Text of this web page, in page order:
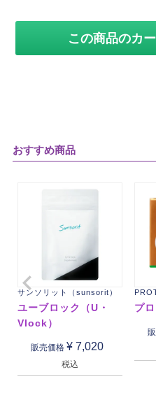
この商品のカ
おすすめ商品
サンソリット（sunsorit）
ユーブロック（U・
Vlock）
販売価格 ¥ 7,020
税込
プ